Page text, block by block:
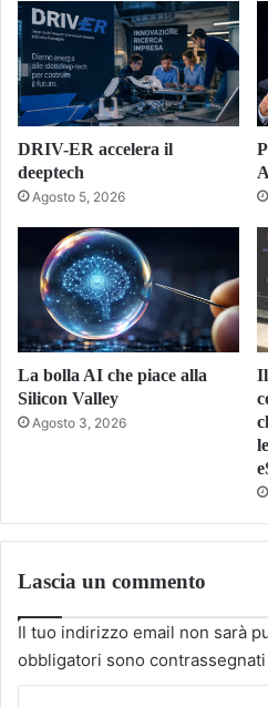
DRIV-ER accelera il
deeptech
Agosto 5, 2026
La bolla AI che piace alla
Silicon Valley
Agosto 3, 2026
Lascia un commento
Il tuo indirizzo email non sarà
obbligatori sono contrassegnati